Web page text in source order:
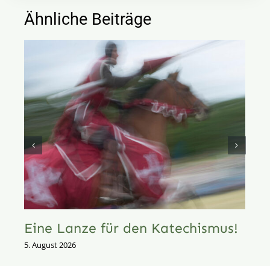
Ähnliche Beiträge
Eine Lanze für den Katechismus!
5. August 2026